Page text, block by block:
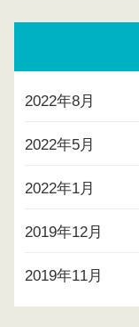
2022年8月
2022年5月
2022年1月
2019年12月
2019年11月